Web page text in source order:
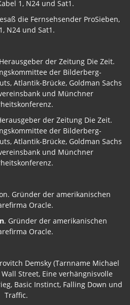
die Fernsehsender ProSieben,
N24 und Sat1.
der Zeitung Die Zeit.
der Bilderberg-
Atlantik-Brücke, Goldman Sachs
und Münchner
. Gründer der amerikanischen
Oracle.